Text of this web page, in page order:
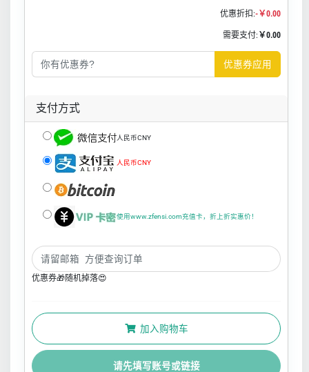
优惠折扣:-￥0.00
需要支付: ￥0.00
优惠券应用
支付方式
人民币CNY
人民币CNY
使用www.zfensi.com充值卡，折上折实惠价！
优惠券🎁随机掉落😍
加入购物车
请先填写账号或链接